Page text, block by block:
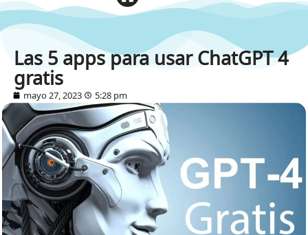
Las 5 apps para usar ChatGPT 4
gratis
mayo 27, 2023 5:28 pm